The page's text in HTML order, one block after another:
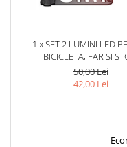
1 x SET 2 LUMINI LED
BICICLETA, FAR SI
REINCARCABILE USB,
MODURI ILUMINARE,
50,00 Lei
42,00 Lei